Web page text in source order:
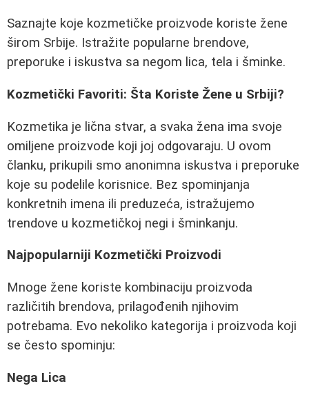
Saznajte koje kozmetičke proizvode koriste žene
širom Srbije. Istražite popularne brendove,
preporuke i iskustva sa negom lica, tela i šminke.
Kozmetički Favoriti: Šta Koriste Žene u Srbiji?
Kozmetika je lična stvar, a svaka žena ima svoje
omiljene proizvode koji joj odgovaraju. U ovom
članku, prikupili smo anonimna iskustva i preporuke
koje su podelile korisnice. Bez spominjanja
konkretnih imena ili preduzeća, istražujemo
trendove u kozmetičkoj negi i šminkanju.
Najpopularniji Kozmetički Proizvodi
Mnoge žene koriste kombinaciju proizvoda
različitih brendova, prilagođenih njihovim
potrebama. Evo nekoliko kategorija i proizvoda koji
se često spominju:
Negа Lica